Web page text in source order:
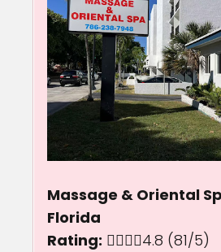
Massage & Oriental
Florida
Rating:
4.8 out of
4.8 (81/5)